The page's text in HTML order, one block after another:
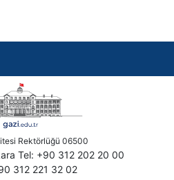
Rektörlüğü 06500
Tel: +90 312 202 20 00
312 221 32 02